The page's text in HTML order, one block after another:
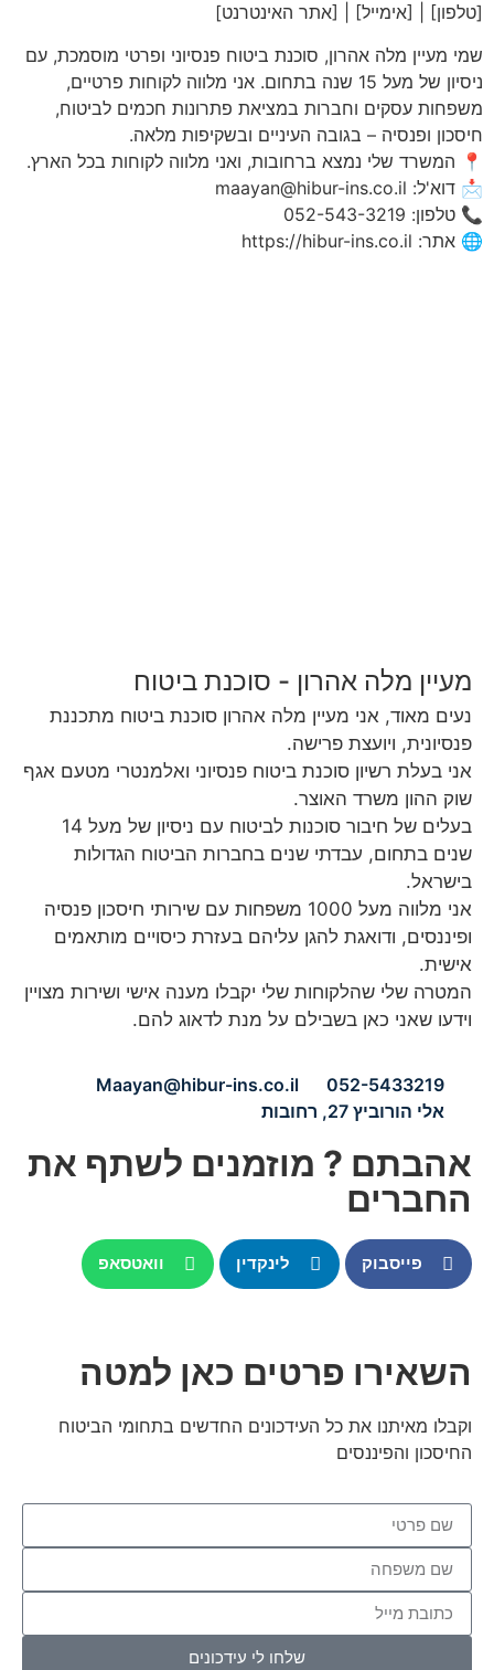
[טלפון] | [אימייל] | [אתר האינטרנט]
שמי מעיין מלה אהרון, סוכנת ביטוח פנסיוני ופרטי מוסמכת, עם
ניסיון של מעל 15 שנה בתחום. אני מלווה לקוחות פרטיים,
משפחות עסקים וחברות במציאת פתרונות חכמים לביטוח,
חיסכון ופנסיה – בגובה העיניים ובשקיפות מלאה.
📍 המשרד שלי נמצא ברחובות, ואני מלווה לקוחות בכל הארץ.
📩 דוא'ל: maayan@hibur-ins.co.il
📞 טלפון: 052-543-3219
🌐 אתר: https://hibur-ins.co.il
מעיין מלה אהרון - סוכנת ביטוח
נעים מאוד, אני מעיין מלה אהרון סוכנת ביטוח מתכננת
פנסיונית, ויועצת פרישה.
אני בעלת רשיון סוכנת ביטוח פנסיוני ואלמנטרי מטעם אגף
שוק ההון משרד האוצר.
בעלים של חיבור סוכנות לביטוח עם ניסיון של מעל 14
שנים בתחום, עבדתי שנים בחברות הביטוח הגדולות
בישראל.
אני מלווה מעל 1000 משפחות עם שירותי חיסכון פנסיה
ופיננסים, ודואגת להגן עליהם בעזרת כיסויים מותאמים
אישית.
המטרה שלי שהלקוחות שלי יקבלו מענה אישי ושירות מצויין
וידעו שאני כאן בשבילם על מנת לדאוג להם.
052-5433219
Maayan@hibur-ins.co.il
אלי הורוביץ 27, רחובות
אהבתם ? מוזמנים לשתף את
החברים
פייסבוק לינקדין וואטסאפ
השאירו פרטים כאן למטה
וקבלו מאיתנו את כל העידכונים החדשים בתחומי הביטוח
החיסכון והפיננסים
שלחו לי עידכונים